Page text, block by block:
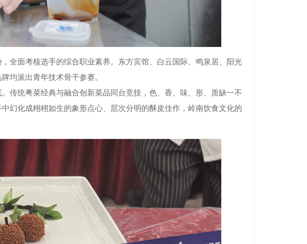
面考核选手的综合职业素养。东方宾馆、白云国际、鸣泉居、阳光
均派出青年技术骨干参赛。
统粤菜经典与融合创新菜品同台竞技，色、香、味、形、质缺一不
幻化成栩栩如生的象形点心、层次分明的酥皮佳作，岭南饮食文化的